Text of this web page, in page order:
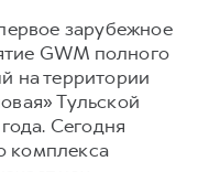
зарубежное
GWM полного
на территории
Тульской
Сегодня
комплекса